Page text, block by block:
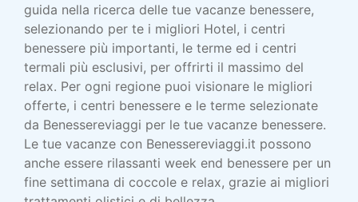
guida nella ricerca delle tue vacanze benessere,
selezionando per te i migliori Hotel, i centri
benessere più importanti, le terme ed i centri
termali più esclusivi, per offrirti il massimo del
relax. Per ogni regione puoi visionare le migliori
offerte, i centri benessere e le terme selezionate
da Benessereviaggi per le tue vacanze benessere.
Le tue vacanze con Benessereviaggi.it possono
anche essere rilassanti week end benessere per un
fine settimana di coccole e relax, grazie ai migliori